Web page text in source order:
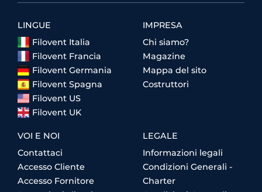
LINGUE
Filovent Italia
Filovent Francia
Filovent Germania
Filovent Spagna
Filovent US
Filovent UK
IMPRESA
Chi siamo?
Magazine
Mappa del sito
Costruttori
VOI E NOI
Contattaci
Accesso Cliente
Accesso Fornitore
LEGALE
Informazioni legali
Condizioni Generali -
Charter